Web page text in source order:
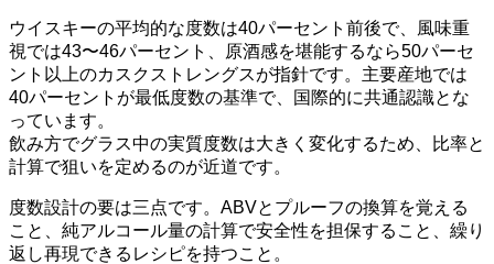
ウイスキーの平均的な度数は40パーセント前後で、風味重
視では43〜46パーセント、原酒感を堪能するなら50パーセ
ント以上のカスクストレングスが指針です。主要産地では
40パーセントが最低度数の基準で、国際的に共通認識とな
っています。
飲み方でグラス中の実質度数は大きく変化するため、比率と
計算で狙いを定めるのが近道です。
度数設計の要は三点です。ABVとプルーフの換算を覚える
こと、純アルコール量の計算で安全性を担保すること、繰り
返し再現できるレシピを持つこと。